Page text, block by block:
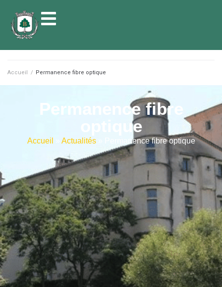
principal
Accueil / Permanence fibre optique
Permanence fibre
optique
Accueil » Actualités» Permanence fibre optique